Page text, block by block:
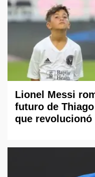
Lionel Messi
futuro de
que